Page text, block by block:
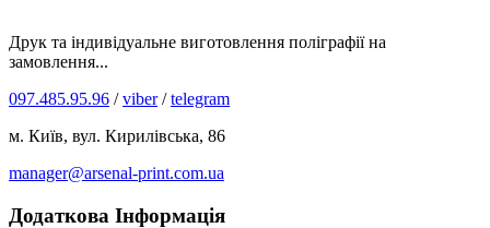
Друк та індивідуальне виготовлення поліграфії на
замовлення...
097.485.95.96 /viber/telegram
м. Київ, вул. Кирилівська, 86
manager@arsenal-print.com.ua
Додаткова Інформація